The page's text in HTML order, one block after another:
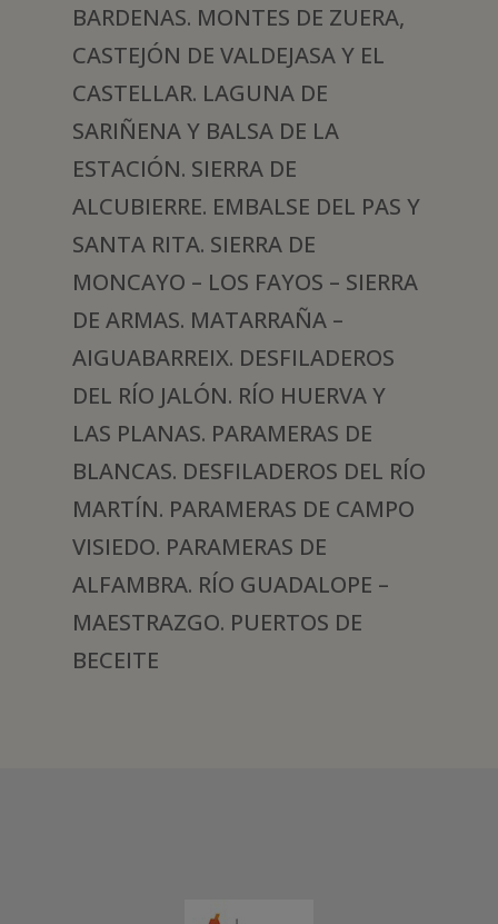
BARDENAS. MONTES DE ZUERA,
CASTEJÓN DE VALDEJASA Y EL
CASTELLAR. LAGUNA DE
SARIÑENA Y BALSA DE LA
ESTACIÓN. SIERRA DE
ALCUBIERRE. EMBALSE DEL PAS Y
SANTA RITA. SIERRA DE
MONCAYO – LOS FAYOS – SIERRA
DE ARMAS. MATARRAÑA –
AIGUABARREIX. DESFILADEROS
DEL RÍO JALÓN. RÍO HUERVA Y
LAS PLANAS. PARAMERAS DE
BLANCAS. DESFILADEROS DEL RÍO
MARTÍN. PARAMERAS DE CAMPO
VISIEDO. PARAMERAS DE
ALFAMBRA. RÍO GUADALOPE –
MAESTRAZGO. PUERTOS DE
BECEITE